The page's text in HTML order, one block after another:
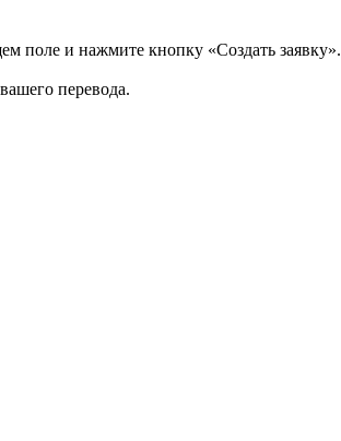
поле и нажмите кнопку «Создать заявку».
перевода.